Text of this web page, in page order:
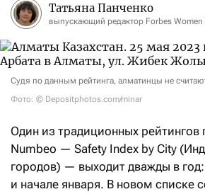
Татьяна Панченко
выпускающий редактор Forbes Women
Судя по данным рейтинга, алматинцы не
Фото: © Depositphotos.com/minar
Один из традиционных
Numbeo — Safety Index by City
городов) — выходит дважды в
и начале января. В новом списке